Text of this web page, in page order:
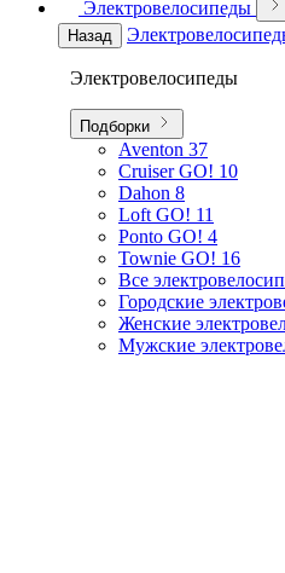
Электровелосипеды
Назад
Электровелосипеды
Подборки
Aventon 37
Cruiser GO! 10
Dahon 8
Loft GO! 11
Ponto GO! 4
Townie GO! 16
Все
Городские
Женские
Мужские